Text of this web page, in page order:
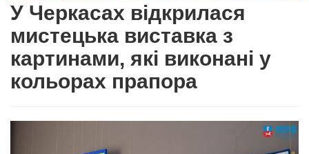
У Черкасах відкрилася
мистецька виставка з
картинами, які виконані у
кольорах прапора